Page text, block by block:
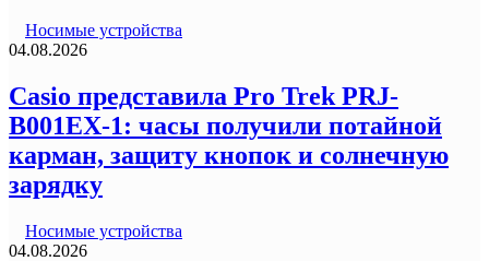
Носимые устройства
04.08.2026
Casio представила Pro Trek PRJ-
B001EX-1: часы получили потайной
карман, защиту кнопок и солнечную
зарядку
Носимые устройства
04.08.2026